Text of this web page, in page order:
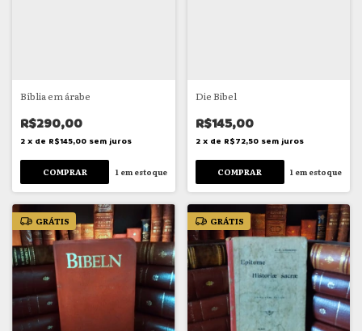
Bíblia em árabe
R$290,00
2 x de R$145,00 sem juros
1em estoque
Die Bibel
R$145,00
2 x de R$72,50 sem juros
1 em estoque
GRÁTIS GRÁTIS